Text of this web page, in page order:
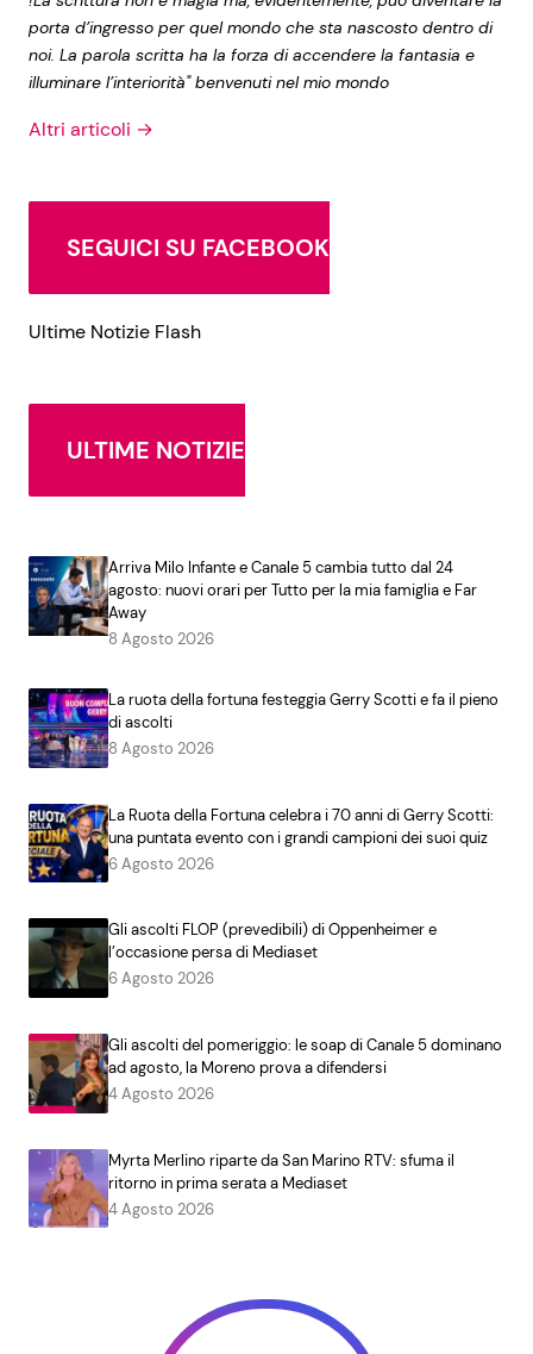
porta d’ingresso per quel mondo che sta nascosto dentro di
noi. La parola scritta ha la forza di accendere la fantasia e
illuminare l’interiorità" benvenuti nel mio mondo
Altri articoli →
SEGUICI SU FACEBOOK
Ultime Notizie Flash
ULTIME NOTIZIE
Arriva Milo Infante e Canale 5 cambia tutto dal 24
agosto: nuovi orari per Tutto per la mia famiglia e Far
Away
8 Agosto 2026
La ruota della fortuna festeggia Gerry Scotti e fa il pieno
di ascolti
8 Agosto 2026
La Ruota della Fortuna celebra i 70 anni di Gerry Scotti:
una puntata evento con i grandi campioni dei suoi quiz
6 Agosto 2026
Gli ascolti FLOP (prevedibili) di Oppenheimer e
l’occasione persa di Mediaset
6 Agosto 2026
Gli ascolti del pomeriggio: le soap di Canale 5 dominano
ad agosto, la Moreno prova a difendersi
4 Agosto 2026
Myrta Merlino riparte da San Marino RTV: sfuma il
ritorno in prima serata a Mediaset
4 Agosto 2026